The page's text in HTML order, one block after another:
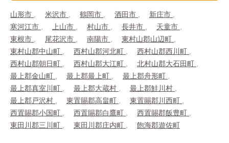
山形市 米沢市 鶴岡市 酒田市
新庄市
寒河江市
上山市 村山市 長井市
天童市
東根市
尾花沢市 南陽市
東村山郡山辺町
東村山郡中山町
西村山郡河北町
西村山郡西川町
西村山郡朝日町
西村山郡大江町
北村山郡大石田町
最上郡金山町
最上郡最上町
最上郡舟形町
最上郡真室川町
最上郡大蔵村
最上郡鮭川村
最上郡戸沢村
東置賜郡高畠町
東置賜郡川西町
西置賜郡小国町
西置賜郡白鷹町
西置賜郡飯豊町
東田川郡三川町
東田川郡庄内町 飽海郡遊佐町